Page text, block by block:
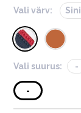
Vali värv:
Vali suurus: -
-